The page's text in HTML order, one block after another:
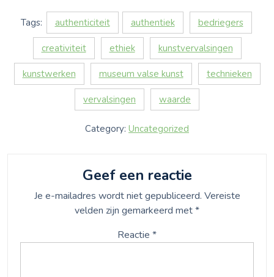
Tags: authenticiteit authentiek bedriegers
creativiteit ethiek kunstvervalsingen
kunstwerken museum valse kunst technieken
vervalsingen waarde
Category: Uncategorized
Geef een reactie
Je e-mailadres wordt niet gepubliceerd. Vereiste
velden zijn gemarkeerd met*
Reactie *